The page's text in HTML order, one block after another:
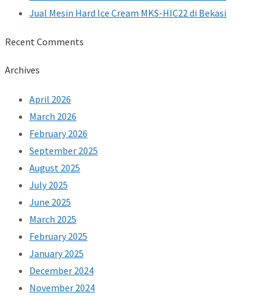
Jual Mesin Hard Ice Cream MKS-HIC22 di Bekasi
Recent Comments
Archives
April 2026
March 2026
February 2026
September 2025
August 2025
July 2025
June 2025
March 2025
February 2025
January 2025
December 2024
November 2024